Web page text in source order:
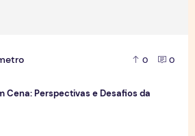
0 0
Cena: Perspectivas e Desafios da